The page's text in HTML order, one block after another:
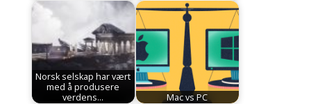
Norsk selskap har vært
med å produsere
verdens…
Mac vs PC